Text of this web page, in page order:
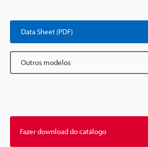
Data Sheet (PDF)
Outros modelos
Fazer download do catálogo